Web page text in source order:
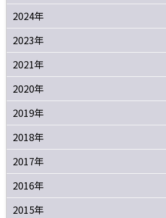
2024年
2023年
2021年
2020年
2019年
2018年
2017年
2016年
2015年